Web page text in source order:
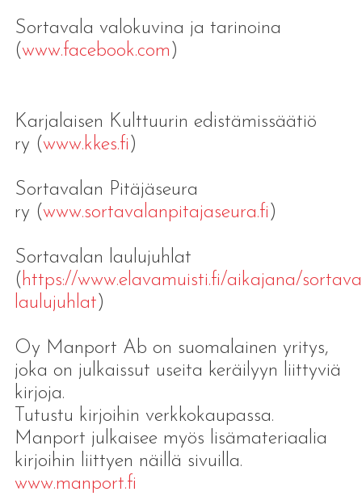
Sortavala valokuvina ja tarinoina
(www.facebook.com )
Karjalaisen Kulttuurin edistämissäätiö
ry (www.kkes.fi )
Sortavalan Pitäjäseura
ry (www.sortavalanpitajaseura.fi )
Sortavalan laulujuhlat
(https://www.elavamuisti.fi/aikajana/
laulujuhlat )
Oy Manport Ab on suomalainen yritys,
joka on julkaissut useita keräilyyn liittyviä
kirjoja.
Tutustu kirjoihin verkkokaupassa.
Manport julkaisee myös lisämateriaalia
kirjoihin liittyen näillä sivuilla.
www.manport.fi